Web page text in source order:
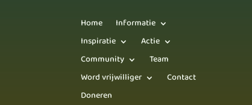
Home
Informatie
Inspiratie
Actie
Community
Team
Word vrijwilliger
Contact
Doneren